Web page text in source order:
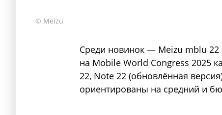
© Meizu
Среди новинок — Meizu mblu 22
на Mobile World Congress 2025
22, Note 22 (обновлённая
ориентированы на средний и